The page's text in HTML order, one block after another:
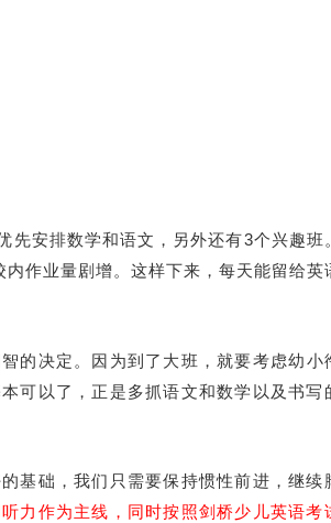
先安排数学和语文，另外还有3个兴趣班
作业量剧增。这样下来，每天能留给英
智的决定。因为到了大班，就要考虑幼小
可以了，正是多抓语文和数学以及书写
基础，我们只需要保持惯性前进，继续
力作为主线，同时按照剑桥少儿英语考